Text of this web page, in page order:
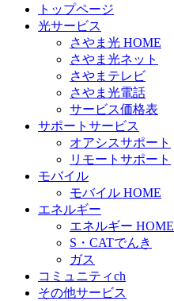
トップページ
光サービス
さやま光 HOME
さやま光ネット
さやまテレビ
さやま光電話
サービス価格表
サポートサービス
オアシスサポート
リモートサポート
モバイル
モバイル HOME
エネルギー
エネルギー HOME
S・CATでんき
ガス
コミュニティch
その他サービス